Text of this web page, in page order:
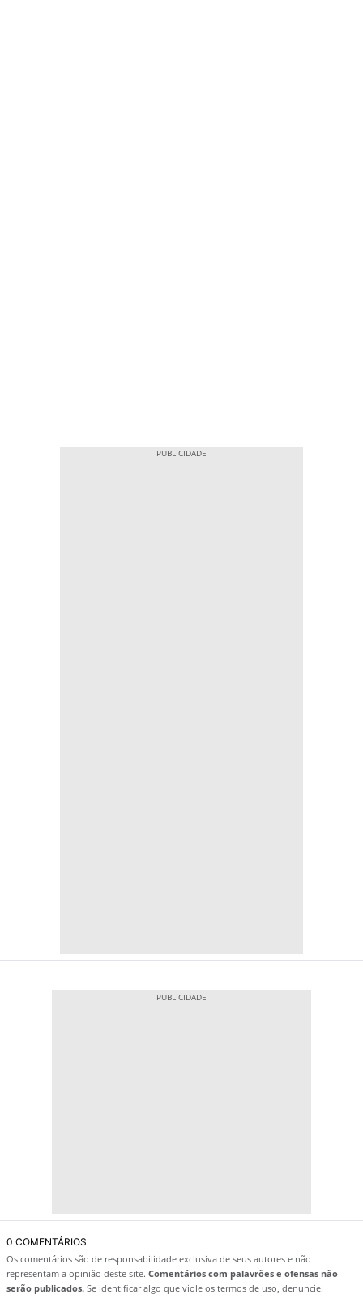
0 COMENTÁRIOS
Os comentários são de responsabilidade exclusiva de seus autores e não
representam a opinião deste site. Comentários com palavrões e ofensas não
serão publicados. Se identificar algo que viole os termos de uso, denuncie.